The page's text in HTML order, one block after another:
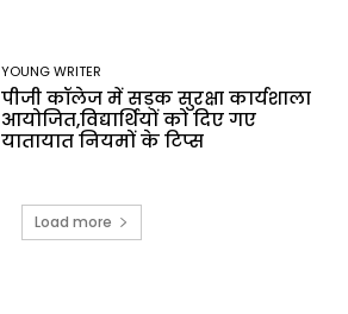
YOUNG WRITER
पीजी कॉलेज में सड़क सुरक्षा कार्यशाला
आयोजित,विद्यार्थियों को दिए गए
यातायात नियमों के टिप्स
Load more